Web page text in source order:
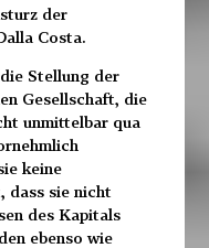
der
Costa.
Stellung der
Gesellschaft, die
unmittelbar qua
keine
dass sie nicht
des Kapitals
ebenso wie